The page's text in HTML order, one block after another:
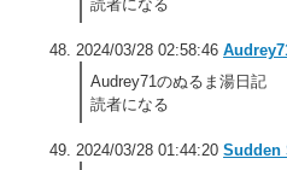
読者になる
2024/03/28 02:58:46
Audrey71のぬるま湯日記
読者になる
2024/03/28 01:44:20 Sudden